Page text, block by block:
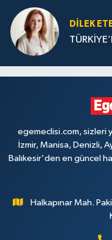
DILEK
egemeclisi.com, sizleri
İzmir, Manisa, Denizli,
Balıkesir'den en güncel
Halkapınar Mah.